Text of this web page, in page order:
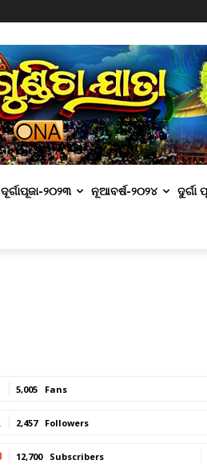
ଦୂର୍ଗାପୂଜା-୨୦୨୩ ନୂଆବର୍ଷ-୨୦୨୪ ଦୁର୍ଗା
5,005 Fans
2,457 Followers
12,700 Subscribers